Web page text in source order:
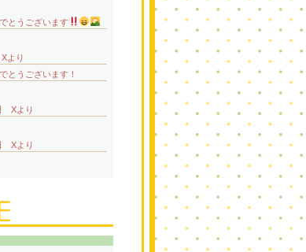
とうございます
より
とうございます！
Xより
Xより